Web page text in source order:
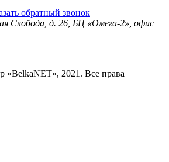
обратный звонок
Слобода, д. 26, БЦ «Омега-2», офис
«BelkaNET», 2021. Все права